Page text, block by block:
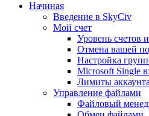
Начиная
Введение в SkyCiv
Мой счет
Уровень счетов
Отмена вашей
Настройка
Microsoft Single
Лимиты
Управление файлами
Файловый